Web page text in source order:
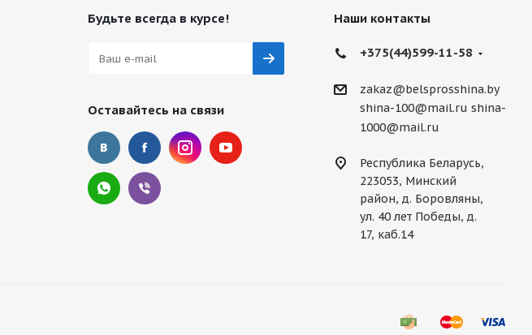
Будьте всегда в курсе!
Оставайтесь на связи
Наши контакты
+375(44)599-11-58
zakaz@belsprosshina.by
shina-100@mail.ru shina-
1000@mail.ru
Республика Беларусь,
223053, Минский
район, д. Боровляны,
ул. 40 лет Победы, д.
17, каб.14